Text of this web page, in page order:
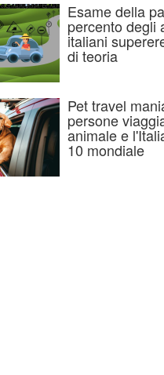
Esame della
percento degli
italiani
di teoria
Pet travel
persone
animale e
10 mondiale